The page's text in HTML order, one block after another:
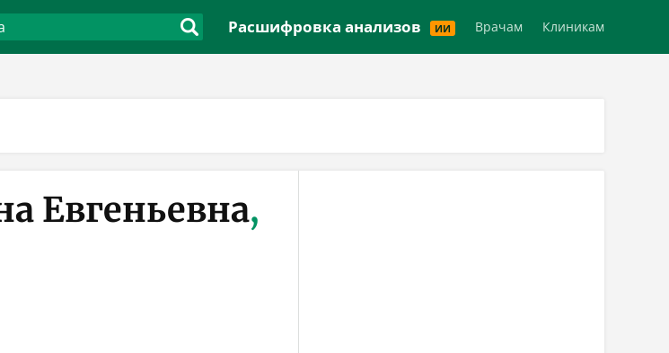
Расшифровка анализов ИИ Врачам Клиникам
Евгеньевна,